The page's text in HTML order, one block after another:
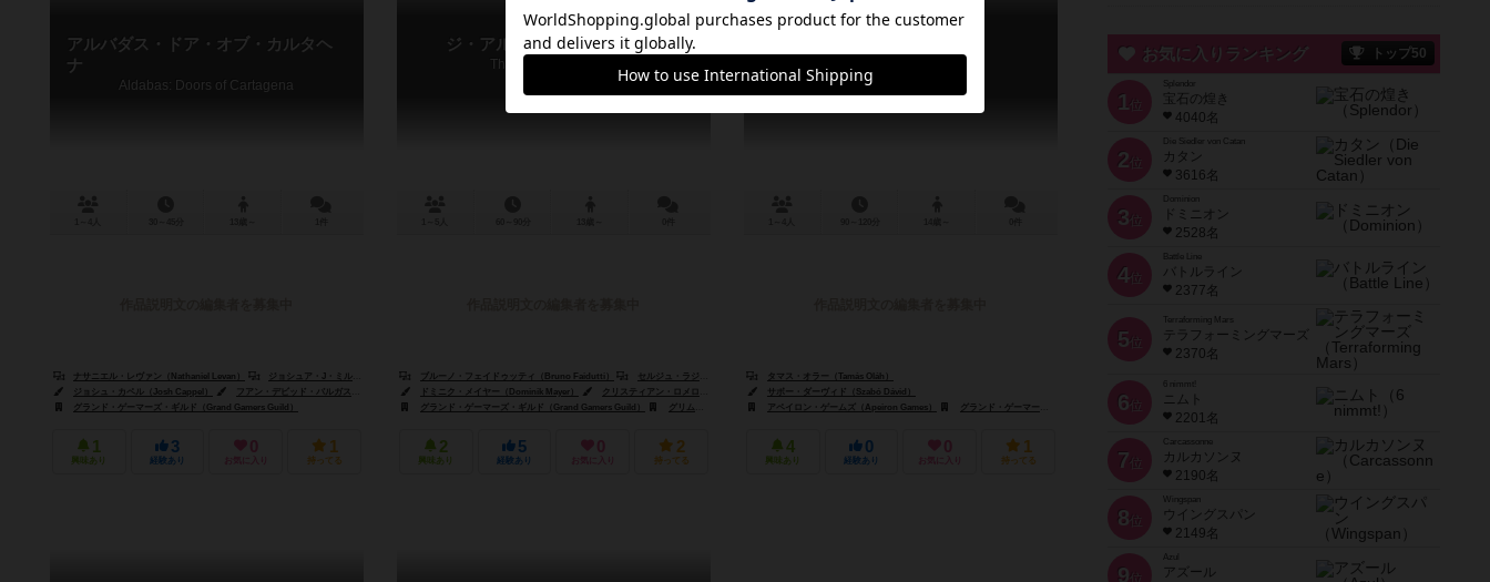
アルバダス・ドア・オブ・カルタヘ
ナ
Aldabas: Doors of Cartagena
ナサニエル・レヴァン（Nathaniel Levan）
ジョシュア・J・ミルズ（Joshua J Mills）
ジョシュ・カペル（Josh Cappel）
フアン・デビッド・バルガス（Juan David Vargas）
グランド・ゲーマーズ・ギルド（Grand Gamers Guild）
1
興味あり
3
経験あり
0
お気に入り
1
持ってる
ジ・アルテミス・オデッセイ
The Artemis Odyssey
ブルーノ・フェイドゥッティ（Bruno Faidutti）
セルジュ・ラジェ（Serge Laget）
ドミニク・メイヤー（Dominik Mayer）
クリスティアン・ロメロ（Cristian Romero）
グランド・ゲーマーズ・ギルド（Grand Gamers Guild）
グリムスピア（Grimspire）
2
興味あり
5
経験あり
0
お気に入り
2
持ってる
タマス・オラー（Tamás Oláh）
サボー・ダーヴィド（Szabó Dávid）
アペイロン・ゲームズ（Apeiron Games）
グランド・ゲーマーズ・ギルド（Grand Gamers Guild）
4
興味あり
0
経験あり
0
お気に入り
1
持ってる
お気に入りランキング トップ50
1 位
宝石の煌き
4040名
2 位
Die Siedler von Catan
カタン
3616名
3 位
ドミニオン
2528名
4位
Battle Line
バトルライン
2377名
5 位
Terraforming Mars
テラフォーミングマーズ
2370名
6 位
ニムト
2201名
7 位
Carcassonne
カルカソンヌ
2190名
8 位
Wingspan
ウイングスパン
2149名
9 位
Azul
アズール